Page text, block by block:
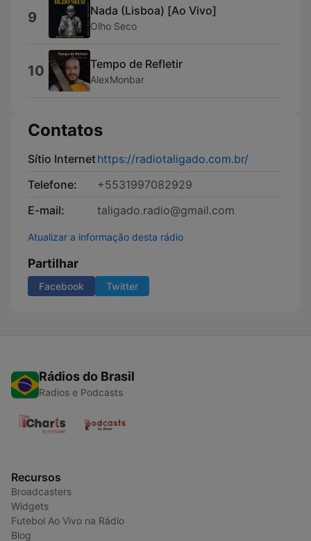
9 Nada (Lisboa) [Ao Vivo]
Olho Seco
10 Tempo de Refletir
AlexMonbar
Contatos
Sítio Internethttps://radiotaligado.com.br/
Telefone:
+5531997082929
E-mail:
taligado.radio@gmail.com
Atualizar a informação desta rádio
Partilhar
Facebook Twitter
Rádios do Brasil
Radios e Podcasts
Recursos
Broadcasters
Widgets
Futebol Ao Vivo na Rádio
Blog